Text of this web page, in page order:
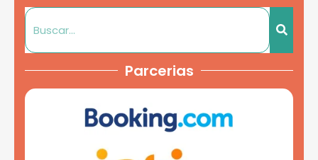
Parcerias